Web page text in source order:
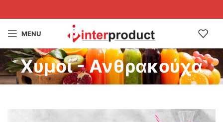
MENU
Χυμοί - Ανθρακούχα